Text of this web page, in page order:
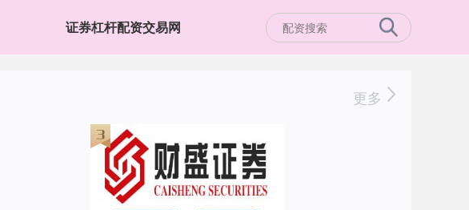
证券杠杆配资交易网
更多